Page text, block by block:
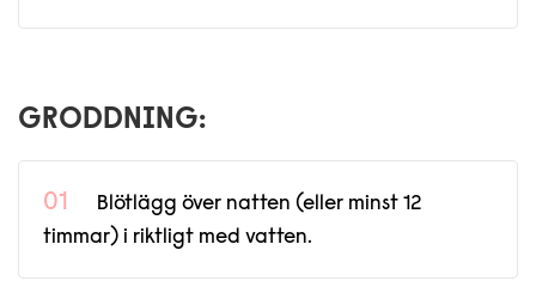
GRODDNING:
Blötlägg över natten (eller minst 12
timmar) i riktligt med vatten.